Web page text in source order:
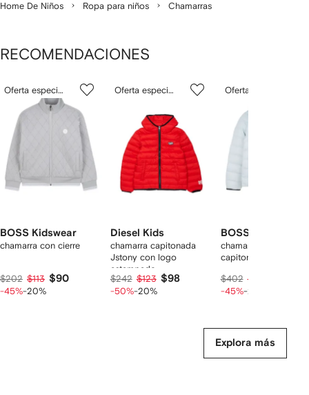
Home De Niños Ropa para niños Chamarras
RECOMENDACIONES
de
Oferta especial
BOSS Kidswear
chamarra con cierre
$202 $113 $90
-45%-20%
de
Oferta especial
Diesel Kids
chamarra capitonada
Jstony con logo
estampado
$242 $123 $98
-50%-20%
de
BOSS Kidswear
chamarra reversible
capitonada con
$402 $222
-45%-20%
Explora más